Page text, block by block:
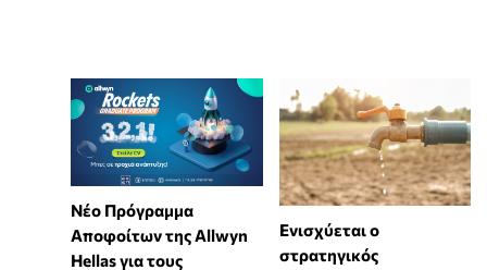
Νέο Πρόγραμμα
Αποφοίτων της Allwyn
Hellas για τους
Ενισχύεται ο
στρατηγικός